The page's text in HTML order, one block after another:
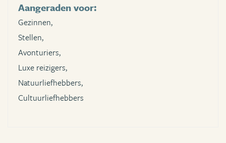
Aangeraden voor:
Gezinnen,
Stellen,
Avonturiers,
Luxe reizigers,
Natuurliefhebbers,
Cultuurliefhebbers